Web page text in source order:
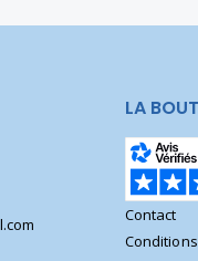
LA
Contact